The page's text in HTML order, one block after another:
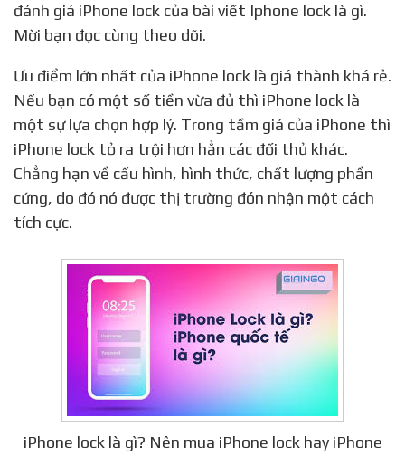
đánh giá iPhone lock của bài viết Iphone lock là gì.
Mời bạn đọc cùng theo dõi.
Ưu điểm lớn nhất của iPhone lock là giá thành khá rẻ.
Nếu bạn có một số tiền vừa đủ thì iPhone lock là
một sự lựa chọn hợp lý. Trong tầm giá của iPhone thì
iPhone lock tỏ ra trội hơn hẳn các đối thủ khác.
Chẳng hạn về cấu hình, hình thức, chất lượng phần
cứng, do đó nó được thị trường đón nhận một cách
tích cực.
iPhone lock là gì? Nên mua iPhone lock hay iPhone